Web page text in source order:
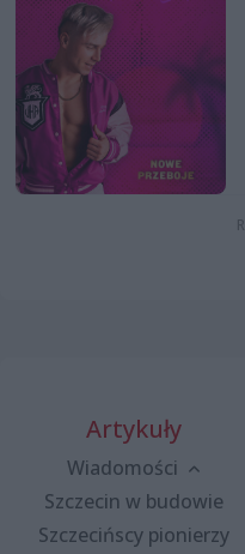
Artykuły
Wiadomości
Szczecin w budowie
Szczecińscy pionierzy